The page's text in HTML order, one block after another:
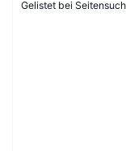
Gelistet bei